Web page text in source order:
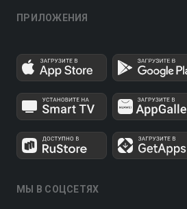
ПРИЛОЖЕНИЯ
МЫ В СОЦСЕТЯХ